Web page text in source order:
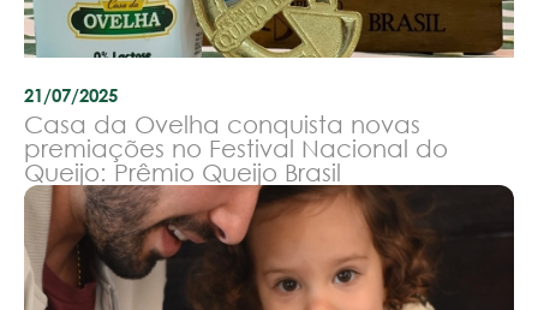
21/07/2025
Casa da Ovelha conquista novas
premiações no Festival Nacional do
Queijo: Prêmio Queijo Brasil